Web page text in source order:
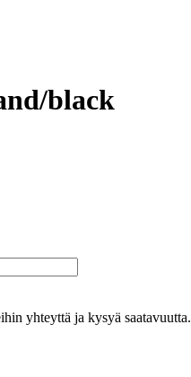
black
yhteyttä ja kysyä saatavuutta.